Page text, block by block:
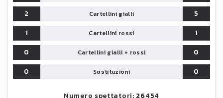
2
Cartellini gialli
5
1
Cartellini rossi
1
0
Cartellini gialli + rossi
0
0
Sostituzioni 0
Numero spettatori: 26454